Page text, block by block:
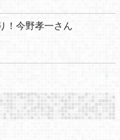
！今野孝一さん